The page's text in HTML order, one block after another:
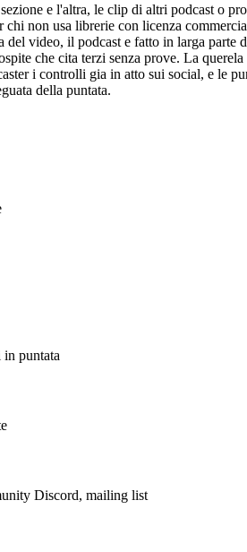
e l'altra, le clip di altri podcast o
non usa librerie con licenza
video, il podcast e fatto in larga parte
che cita terzi senza prove. La
i controlli gia in atto sui social, e le
della puntata.
puntata
Discord, mailing list